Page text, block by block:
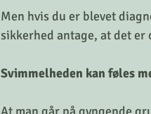
Men hvis du er blevet
sikkerhed antage, at det er
Svimmelheden kan føles